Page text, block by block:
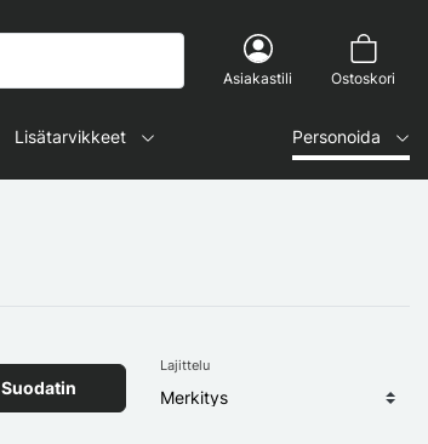
Asiakastili Ostoskori
Lisätarvikkeet Personoida
Suodatin
Lajittelu